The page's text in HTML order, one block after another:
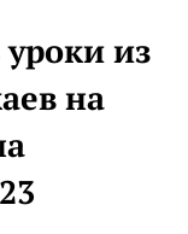
из
на